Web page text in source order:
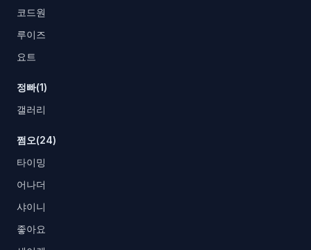
코드원
루이즈
요트
정빠(1)
갤러리
쩜오(24)
타이밍
어나더
샤이니
좋아요